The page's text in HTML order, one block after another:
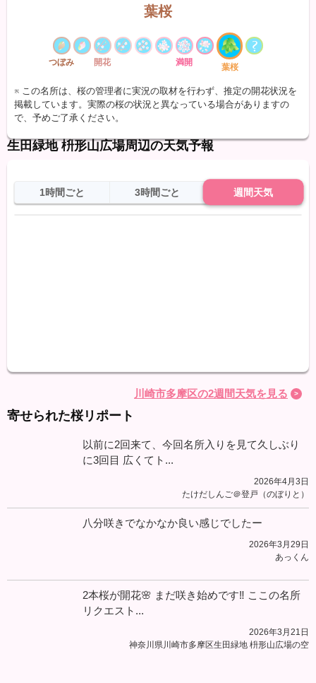
葉桜
つぼみ 開花 満開 葉桜
※ この名所は、桜の管理者に実況の取材を行わず、推定の開花状況を
掲載しています。実際の桜の状況と異なっている場合がありますの
で、予めご了承ください。
生田緑地 枡形山広場周辺の天気予報
1時間ごと 3時間ごと 週間天気
川崎市多摩区の2週間天気を見る
寄せられた桜リポート
以前に2回来て、今回名所入りを見て久しぶり
に3回目 広くてト...
2026年4月3日
たけだしんご＠登戸（のぼりと）
八分咲きでなかなか良い感じでしたー
2026年3月29日
あっくん
2本桜が開花🌸 まだ咲き始めです‼️ ここの名所
リクエスト...
2026年3月21日
神奈川県川崎市多摩区生田緑地 枡形山広場の空